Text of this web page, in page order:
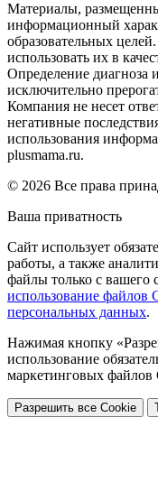
Материалы,
информационный
образовательных
использовать их в
Определение диагноза
исключительно
Компания не несет
негативные
использования
plusmama.ru.
© 2026 Все права
Ваша приватность
Сайт использует
работы, а также
файлы только с вашего
использование файлов
персональных данных.
Нажимая кнопку
использование
маркетинговых файлов
Разрешить все Cookie